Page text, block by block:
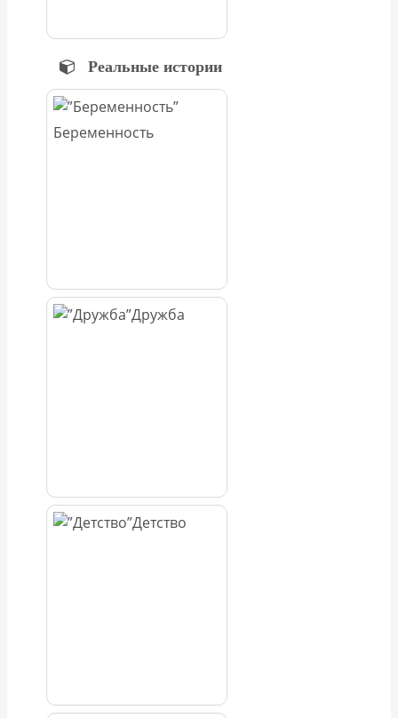
Реальные истории
Беременность
Дружба
Детство